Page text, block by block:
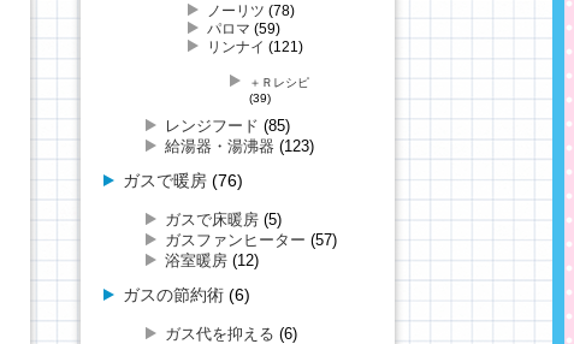
ノーリツ (78)
パロマ (59)
リンナイ (121)
＋Ｒレシピ
(39)
レンジフード (85)
給湯器・湯沸器 (123)
ガスで暖房(76)
ガスで床暖房(5)
ガスファンヒーター (57)
浴室暖房(12)
ガスの節約術(6)
ガス代を抑える (6)